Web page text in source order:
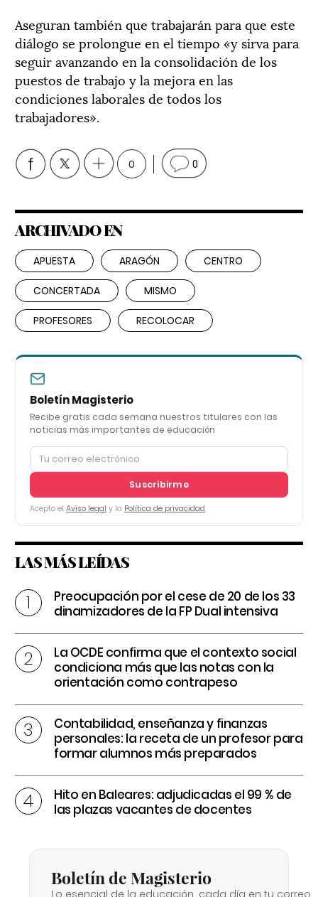
Aseguran también que trabajarán para que este
diálogo se prolongue en el tiempo «y sirva para
seguir avanzando en la consolidación de los
puestos de trabajo y la mejora en las
condiciones laborales de todos los
trabajadores».
0 0
ARCHIVADO EN
APUESTA ARAGÓN CENTRO
CONCERTADA MISMO
PROFESORES RECOLOCAR
Boletín Magisterio
Recibe gratis cada semana nuestros titulares con las
noticias más importantes de educación
Suscribirme
Acepto el Aviso legal y la Política de privacidad
LAS MÁS LEÍDAS
Preocupación por el cese de 20 de los 33
dinamizadores de la FP Dual intensiva
La OCDE confirma que el contexto social
condiciona más que las notas con la
orientación como contrapeso
Contabilidad, enseñanza y finanzas
personales: la receta de un profesor para
formar alumnos más preparados
Hito en Baleares: adjudicadas el 99 % de
las plazas vacantes de docentes
Boletín de Magisterio